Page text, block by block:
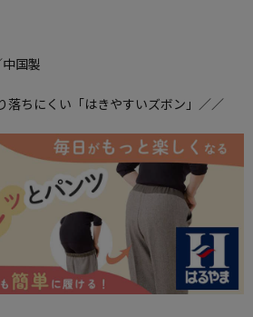
国製
落ちにくい「はきやすいズボン」／／